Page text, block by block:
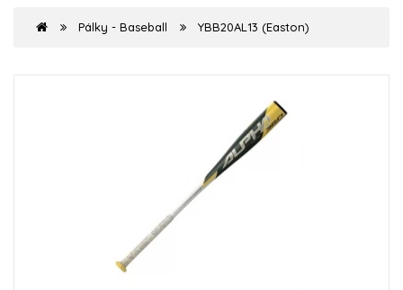
Pálky - Baseball YBB20AL13 (Easton)